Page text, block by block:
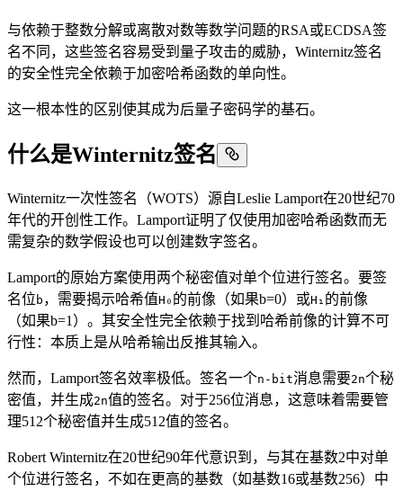
与依赖于整数分解或离散对数等数学问题的RSA或ECDSA签
名不同，这些签名容易受到量子攻击的威胁，Winternitz签名
的安全性完全依赖于加密哈希函数的单向性。
这一根本性的区别使其成为后量子密码学的基石。
什么是Winternitz签名
Winternitz一次性签名（WOTS）源自Leslie Lamport在20世纪70
年代的开创性工作。Lamport证明了仅使用加密哈希函数而无
需复杂的数学假设也可以创建数字签名。
Lamport的原始方案使用两个秘密值对单个位进行签名。要签
名位 b ，需要揭示哈希值H₀ 的前像（如果b=0）或H₁ 的前像
（如果b=1）。其安全性完全依赖于找到哈希前像的计算不可
行性：本质上是从哈希输出反推其输入。
然而，Lamport签名效率极低。签名一个n-bit消息需要2n个秘
密值，并生成2n值的签名。对于256位消息，这意味着需要管
理512个秘密值并生成512值的签名。
Robert Winternitz在20世纪90年代意识到，与其在基数2中对单
个位进行签名，不如在更高的基数（如基数16或基数256）中